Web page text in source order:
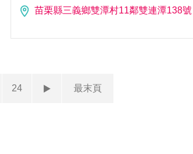
苗栗縣三義鄉雙潭村11鄰雙連潭138號
24 最末頁